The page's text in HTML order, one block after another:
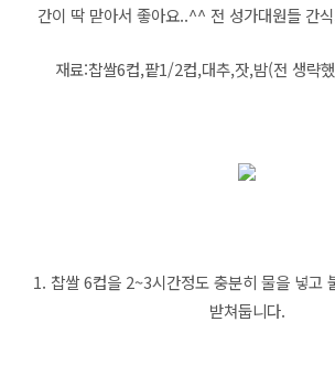
간이 딱 맏아서 좋아요..^^ 전 성가대원들 간
재료:찹쌀6컵,팥1/2컵,대추,잣,밤(전 생략
1. 찹쌀 6컵을 2~3시간정도 충분히 물을 넣고
받쳐둡니다.